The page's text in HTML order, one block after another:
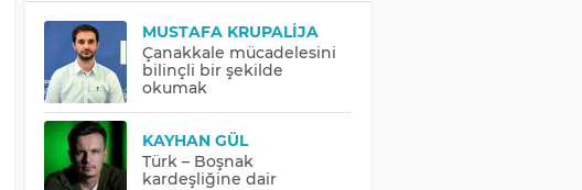
MUSTAFA KRUPALIJA
Çanakkale mücadelesini
bilinçli bir şekilde
okumak
KAYHAN GÜL
Türk – Boşnak
kardeşliğine dair